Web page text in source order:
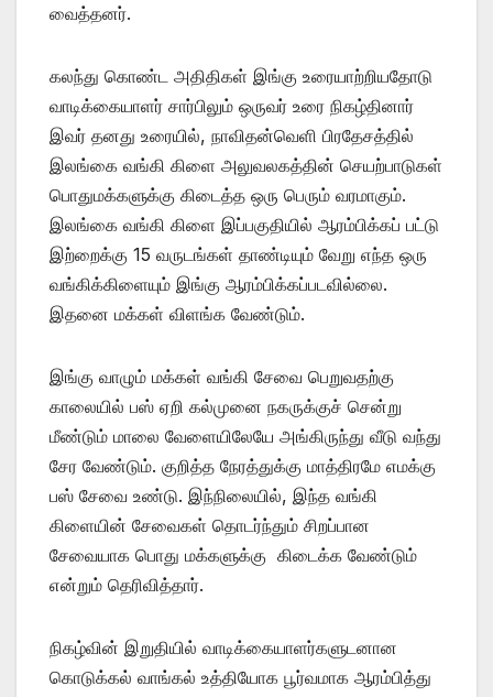
வைத்தனர்.
கலந்து கொண்ட அதிதிகள் இங்கு உரையாற்றியதோடு
வாடிக்கையாளர் சார்பிலும் ஒருவர் உரை நிகழ்தினார்
இவர் தனது உரையில், நாவிதன்வெளி பிரதேசத்தில்
இலங்கை வங்கி கிளை அலுவலகத்தின் செயற்பாடுகள்
பொதுமக்களுக்கு கிடைத்த ஒரு பெரும் வரமாகும்.
இலங்கை வங்கி கிளை இப்பகுதியில் ஆரம்பிக்கப் பட்டு
இற்றைக்கு 15 வருடங்கள் தாண்டியும் வேறு எந்த ஒரு
வங்கிக்கிளையும் இங்கு ஆரம்பிக்கப்படவில்லை.
இதனை மக்கள் விளங்க வேண்டும்.
இங்கு வாழும் மக்கள் வங்கி சேவை பெறுவதற்கு
காலையில் பஸ் ஏறி கல்முனை நகருக்குச் சென்று
மீண்டும் மாலை வேளையிலேயே அங்கிருந்து வீடு வந்து
சேர வேண்டும். குறித்த நேரத்துக்கு மாத்திரமே எமக்கு
பஸ் சேவை உண்டு. இந்நிலையில், இந்த வங்கி
கிளையின் சேவைகள் தொடர்ந்தும் சிறப்பான
சேவையாக பொது மக்களுக்கு கிடைக்க வேண்டும்
என்றும் தெரிவித்தார்.
நிகழ்வின் இறுதியில் வாடிக்கையாளர்களுடனான
கொடுக்கல் வாங்கல் உத்தியோக பூர்வமாக ஆரம்பித்து